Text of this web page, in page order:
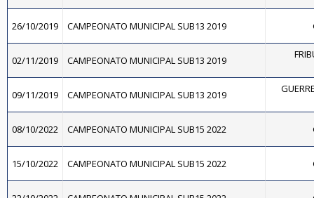
26/10/2019 CAMPEONATO MUNICIPAL SUB13 2019
02/11/2019 CAMPEONATO MUNICIPAL SUB13 2019
09/11/2019 CAMPEONATO MUNICIPAL SUB13 2019
08/10/2022 CAMPEONATO MUNICIPAL SUB15 2022
15/10/2022 CAMPEONATO MUNICIPAL SUB15 2022